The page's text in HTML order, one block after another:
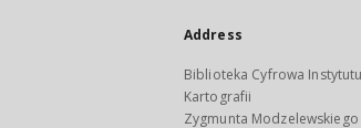
Address
Biblioteka Cyfrowa
Kartografii
Zygmunta Modzelewskiego